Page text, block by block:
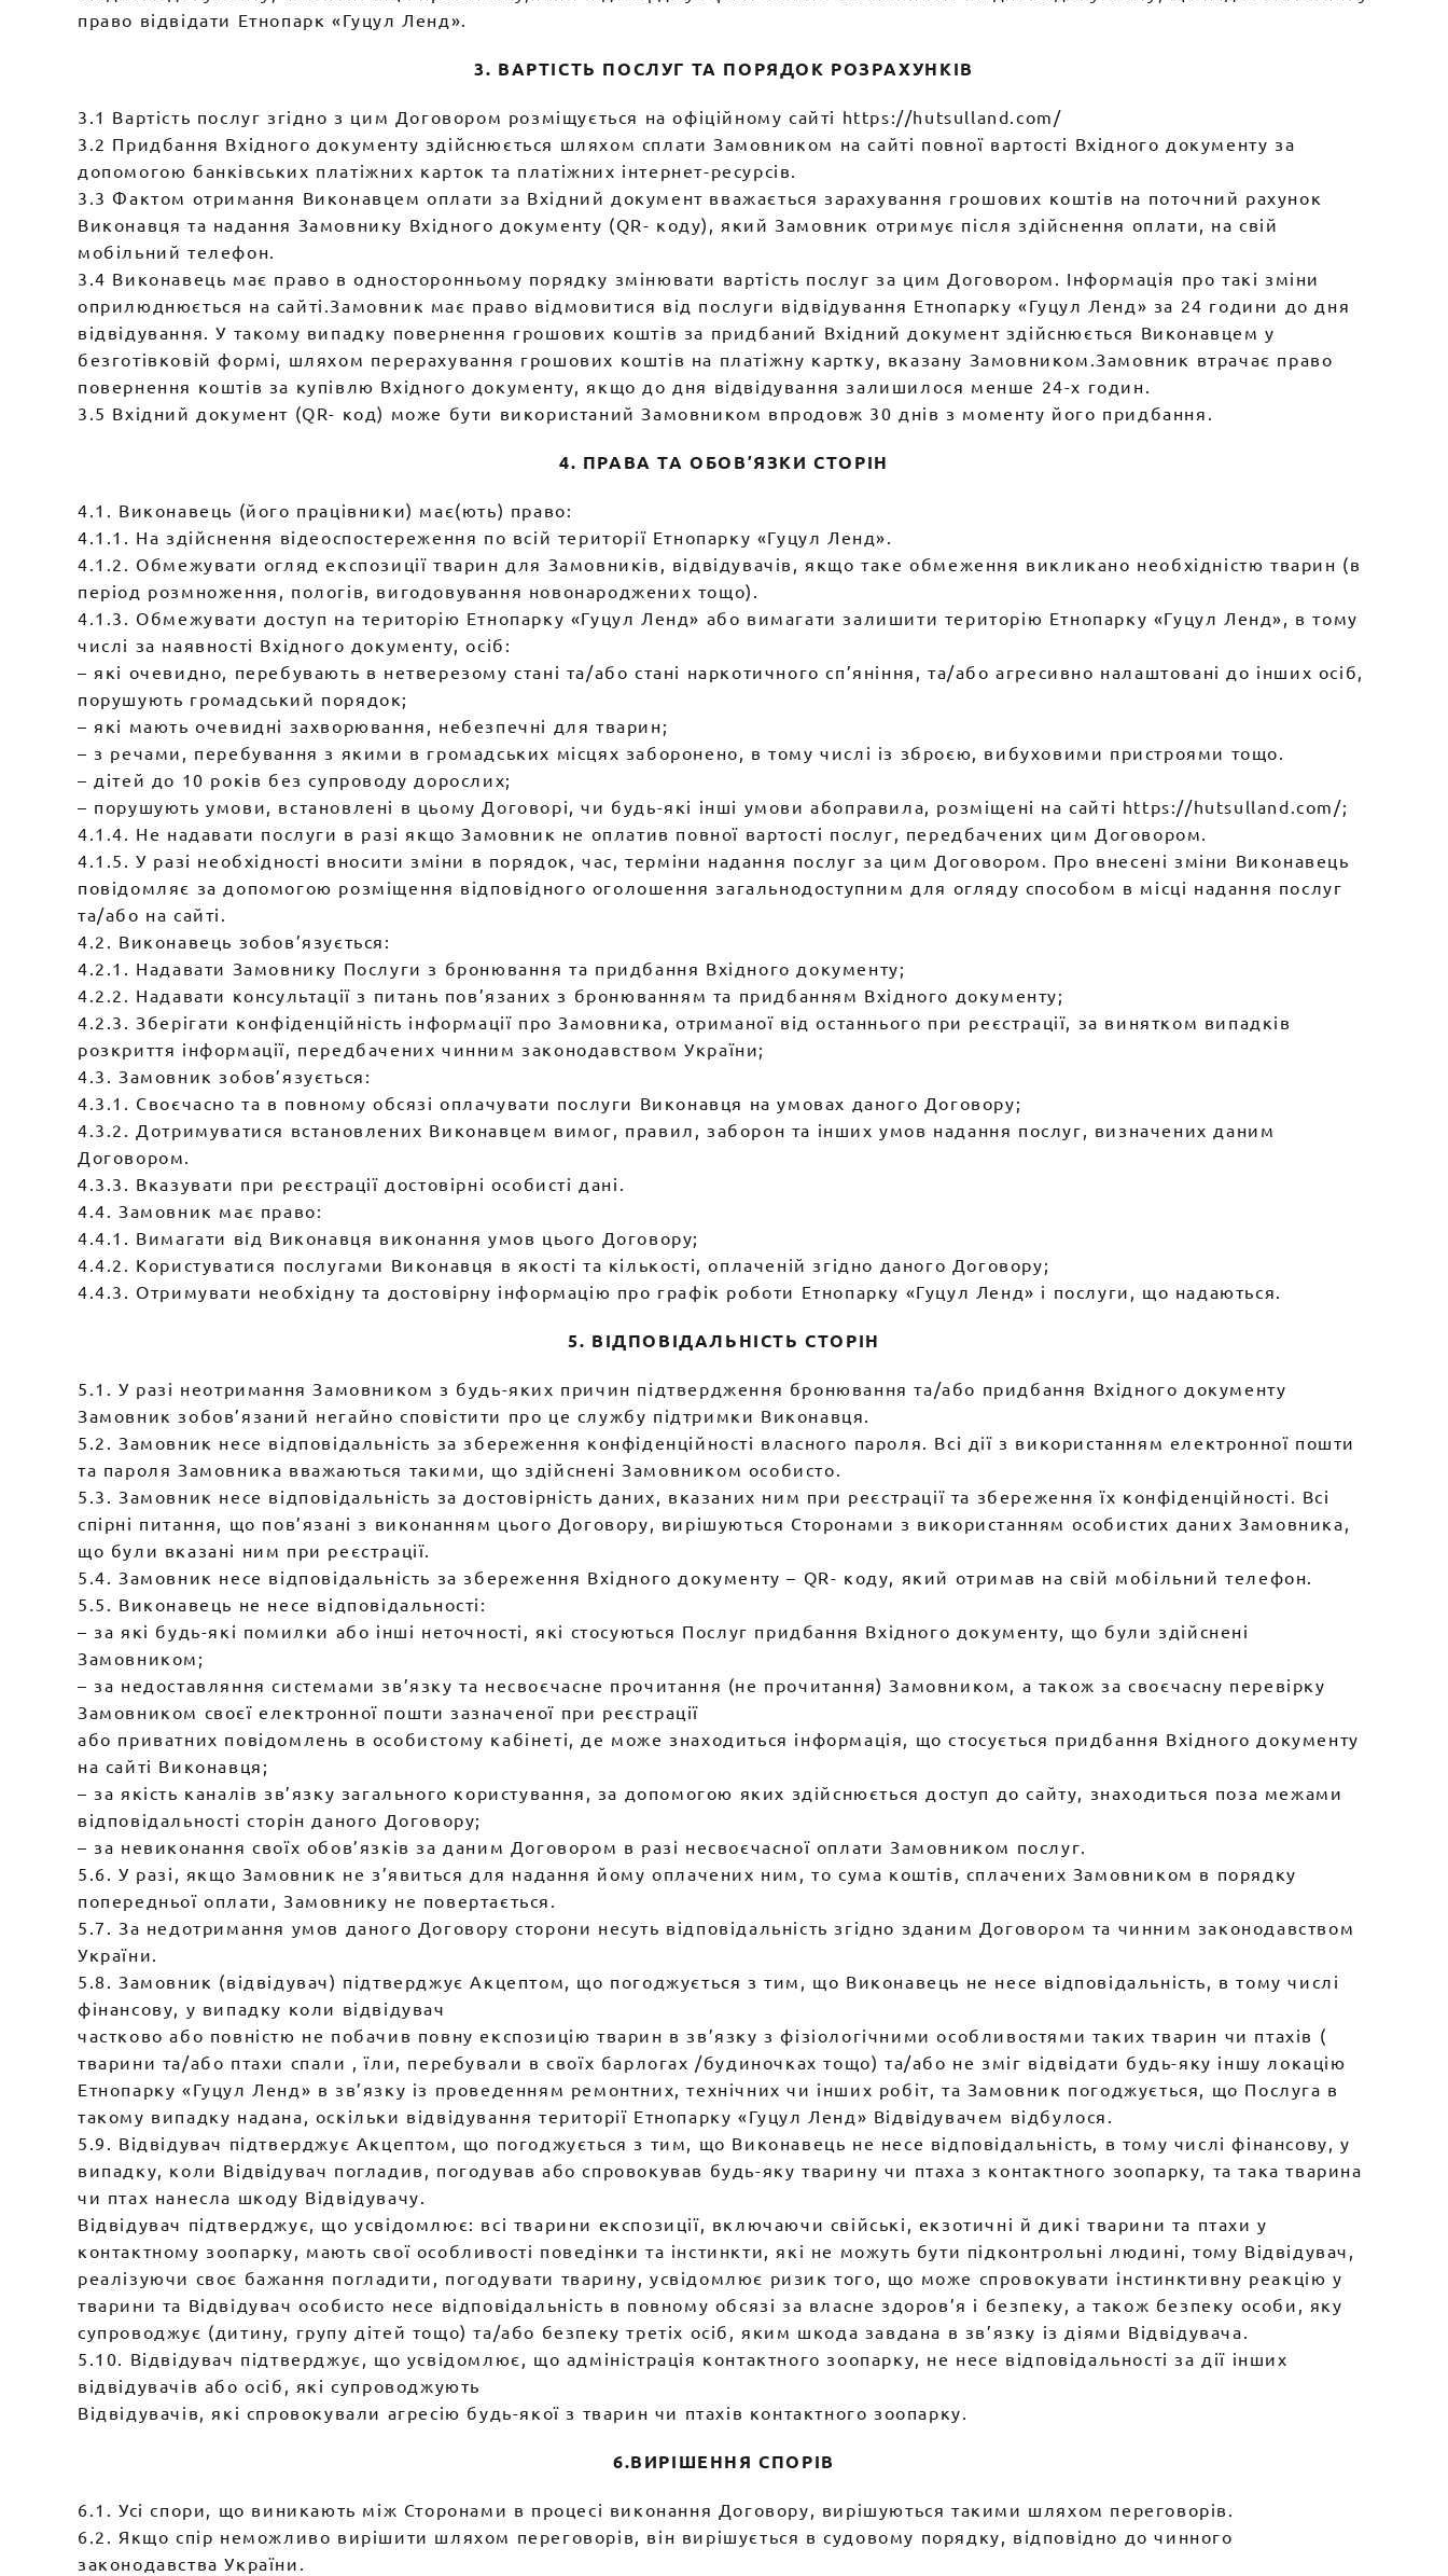
право відвідати Етнопарк «Гуцул Ленд».
3. ВАРТІСТЬ ПОСЛУГ ТА ПОРЯДОК РОЗРАХУНКІВ
3.1 Вартість послуг згідно з цим Договором розміщується на офіційному сайті https://hutsulland.com/
3.2 Придбання Вхідного документу здійснюється шляхом сплати Замовником на сайті повної вартості Вхідного документу за
допомогою банківських платіжних карток та платіжних інтернет-ресурсів.
3.3 Фактом отримання Виконавцем оплати за Вхідний документ вважається зарахування грошових коштів на поточний рахунок
Виконавця та надання Замовнику Вхідного документу (QR- коду), який Замовник отримує після здійснення оплати, на свій
мобільний телефон.
3.4 Виконавець має право в односторонньому порядку змінювати вартість послуг за цим Договором. Інформація про такі зміни
оприлюднюється на сайті.Замовник має право відмовитися від послуги відвідування Етнопарку «Гуцул Ленд» за 24 години до дня
відвідування. У такому випадку повернення грошових коштів за придбаний Вхідний документ здійснюється Виконавцем у
безготівковій формі, шляхом перерахування грошових коштів на платіжну картку, вказану Замовником.Замовник втрачає право
повернення коштів за купівлю Вхідного документу, якщо до дня відвідування залишилося менше 24-х годин.
3.5 Вхідний документ (QR- код) може бути використаний Замовником впродовж 30 днів з моменту його придбання.
4. ПРАВА ТА ОБОВ’ЯЗКИ СТОРІН
4.1. Виконавець (його працівники) має(ють) право:
4.1.1. На здійснення відеоспостереження по всій території Етнопарку «Гуцул Ленд».
4.1.2. Обмежувати огляд експозиції тварин для Замовників, відвідувачів, якщо таке обмеження викликано необхідністю тварин (в
період розмноження, пологів, вигодовування новонароджених тощо).
4.1.3. Обмежувати доступ на територію Етнопарку «Гуцул Ленд» або вимагати залишити територію Етнопарку «Гуцул Ленд», в тому
числі за наявності Вхідного документу, осіб:
– які очевидно, перебувають в нетверезому стані та/або стані наркотичного сп’яніння, та/або агресивно налаштовані до інших осіб,
порушують громадський порядок;
– які мають очевидні захворювання, небезпечні для тварин;
– з речами, перебування з якими в громадських місцях заборонено, в тому числі із зброєю, вибуховими пристроями тощо.
– дітей до 10 років без супроводу дорослих;
– порушують умови, встановлені в цьому Договорі, чи будь-які інші умови абоправила, розміщені на сайті https://hutsulland.com/;
4.1.4. Не надавати послуги в разі якщо Замовник не оплатив повної вартості послуг, передбачених цим Договором.
4.1.5. У разі необхідності вносити зміни в порядок, час, терміни надання послуг за цим Договором. Про внесені зміни Виконавець
повідомляє за допомогою розміщення відповідного оголошення загальнодоступним для огляду способом в місці надання послуг
та/або на сайті.
4.2. Виконавець зобов’язується:
4.2.1. Надавати Замовнику Послуги з бронювання та придбання Вхідного документу;
4.2.2. Надавати консультації з питань пов’язаних з бронюванням та придбанням Вхідного документу;
4.2.3. Зберігати конфіденційність інформації про Замовника, отриманої від останнього при реєстрації, за винятком випадків
розкриття інформації, передбачених чинним законодавством України;
4.3. Замовник зобов’язується:
4.3.1. Своєчасно та в повному обсязі оплачувати послуги Виконавця на умовах даного Договору;
4.3.2. Дотримуватися встановлених Виконавцем вимог, правил, заборон та інших умов надання послуг, визначених даним
Договором.
4.3.3. Вказувати при реєстрації достовірні особисті дані.
4.4. Замовник має право:
4.4.1. Вимагати від Виконавця виконання умов цього Договору;
4.4.2. Користуватися послугами Виконавця в якості та кількості, оплаченій згідно даного Договору;
4.4.3. Отримувати необхідну та достовірну інформацію про графік роботи Етнопарку «Гуцул Ленд» і послуги, що надаються.
5. ВІДПОВІДАЛЬНІСТЬ СТОРІН
5.1. У разі неотримання Замовником з будь-яких причин підтвердження бронювання та/або придбання Вхідного документу
Замовник зобов’язаний негайно сповістити про це службу підтримки Виконавця.
5.2. Замовник несе відповідальність за збереження конфіденційності власного пароля. Всі дії з використанням електронної пошти
та пароля Замовника вважаються такими, що здійснені Замовником особисто.
5.3. Замовник несе відповідальність за достовірність даних, вказаних ним при реєстрації та збереження їх конфіденційності. Всі
спірні питання, що пов’язані з виконанням цього Договору, вирішуються Сторонами з використанням особистих даних Замовника,
що були вказані ним при реєстрації.
5.4. Замовник несе відповідальність за збереження Вхідного документу – QR- коду, який отримав на свій мобільний телефон.
5.5. Виконавець не несе відповідальності:
– за які будь-які помилки або інші неточності, які стосуються Послуг придбання Вхідного документу, що були здійснені
Замовником;
– за недоставляння системами зв’язку та несвоєчасне прочитання (не прочитання) Замовником, а також за своєчасну перевірку
Замовником своєї електронної пошти зазначеної при реєстрації
або приватних повідомлень в особистому кабінеті, де може знаходиться інформація, що стосується придбання Вхідного документу
на сайті Виконавця;
– за якість каналів зв’язку загального користування, за допомогою яких здійснюється доступ до сайту, знаходиться поза межами
відповідальності сторін даного Договору;
– за невиконання своїх обов’язків за даним Договором в разі несвоєчасної оплати Замовником послуг.
5.6. У разі, якщо Замовник не з’явиться для надання йому оплачених ним, то сума коштів, сплачених Замовником в порядку
попередньої оплати, Замовнику не повертається.
5.7. За недотримання умов даного Договору сторони несуть відповідальність згідно зданим Договором та чинним законодавством
України.
5.8. Замовник (відвідувач) підтверджує Акцептом, що погоджується з тим, що Виконавець не несе відповідальність, в тому числі
фінансову, у випадку коли відвідувач
частково або повністю не побачив повну експозицію тварин в зв’язку з фізіологічними особливостями таких тварин чи птахів (
тварини та/або птахи спали , їли, перебували в своїх барлогах /будиночках тощо) та/або не зміг відвідати будь-яку іншу локацію
Етнопарку «Гуцул Ленд» в зв’язку із проведенням ремонтних, технічних чи інших робіт, та Замовник погоджується, що Послуга в
такому випадку надана, оскільки відвідування території Етнопарку «Гуцул Ленд» Відвідувачем відбулося.
5.9. Відвідувач підтверджує Акцептом, що погоджується з тим, що Виконавець не несе відповідальність, в тому числі фінансову, у
випадку, коли Відвідувач погладив, погодував або спровокував будь-яку тварину чи птаха з контактного зоопарку, та така тварина
чи птах нанесла шкоду Відвідувачу.
Відвідувач підтверджує, що усвідомлює: всі тварини експозиції, включаючи свійські, екзотичні й дикі тварини та птахи у
контактному зоопарку, мають свої особливості поведінки та інстинкти, які не можуть бути підконтрольні людині, тому Відвідувач,
реалізуючи своє бажання погладити, погодувати тварину, усвідомлює ризик того, що може спровокувати інстинктивну реакцію у
тварини та Відвідувач особисто несе відповідальність в повному обсязі за власне здоров’я і безпеку, а також безпеку особи, яку
супроводжує (дитину, групу дітей тощо) та/або безпеку третіх осіб, яким шкода завдана в зв’язку із діями Відвідувача.
5.10. Відвідувач підтверджує, що усвідомлює, що адміністрація контактного зоопарку, не несе відповідальності за дії інших
відвідувачів або осіб, які супроводжують
Відвідувачів, які спровокували агресію будь-якої з тварин чи птахів контактного зоопарку.
6.ВИРІШЕННЯ СПОРІВ
6.1. Усі спори, що виникають між Сторонами в процесі виконання Договору, вирішуються такими шляхом переговорів.
6.2. Якщо спір неможливо вирішити шляхом переговорів, він вирішується в судовому порядку, відповідно до чинного
законодавства України.